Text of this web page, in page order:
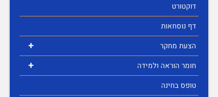
דוקטורט
דף נוסחאות
+ הצעת מחקר
+
חומר הוראה ולמידה
טופס בחינה